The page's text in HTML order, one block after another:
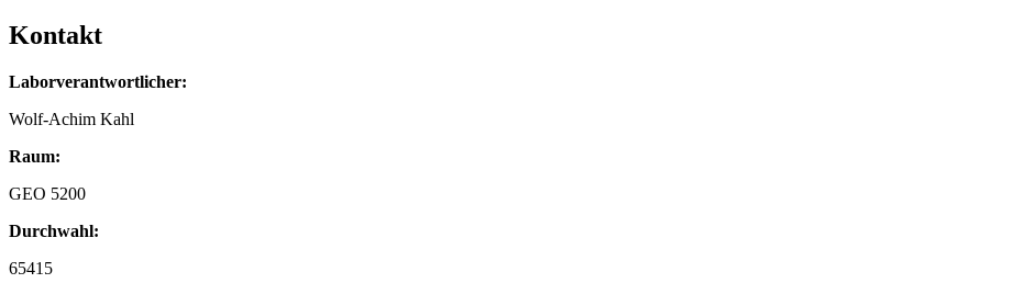
Kontakt
Laborverantwortlicher:
Wolf-Achim Kahl
Raum:
GEO 5200
Durchwahl:
65415